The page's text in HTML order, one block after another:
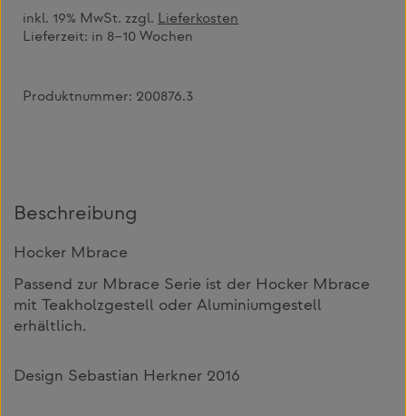
inkl. 19% MwSt. zzgl. Lieferkosten
Lieferzeit: in 8–10 Wochen
Produktnummer: 200876.3
Beschreibung
Hocker Mbrace
Passend zur Mbrace Serie ist der Hocker Mbrace
mit Teakholzgestell oder Aluminiumgestell
erhältlich.
Design Sebastian Herkner 2016